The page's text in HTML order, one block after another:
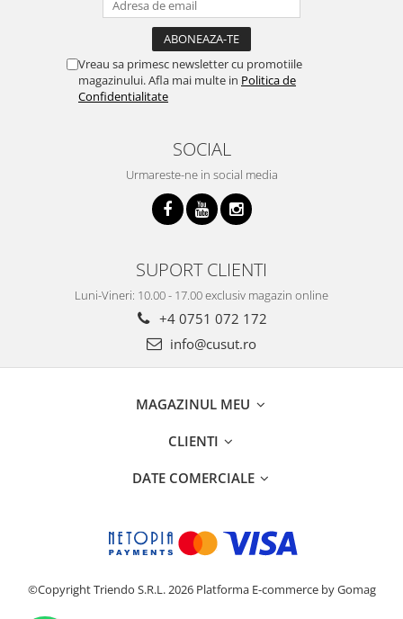
Vreau sa primesc newsletter cu promotiile
magazinului. Afla mai multe in Politica de
Confidentialitate
SOCIAL
Urmareste-ne in social media
SUPORT CLIENTI
Luni-Vineri: 10.00 - 17.00 exclusiv magazin online
+4 0751 072 172
info@cusut.ro
MAGAZINUL MEU
CLIENTI
DATE COMERCIALE
©Copyright Triendo S.R.L. 2026 Platforma E-commerce by Gomag